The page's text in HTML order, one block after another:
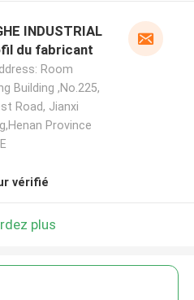
INDUSTRIAL
du fabricant
Room
Building ,No.225,
Road, Jianxi
Province
vérifié
plus